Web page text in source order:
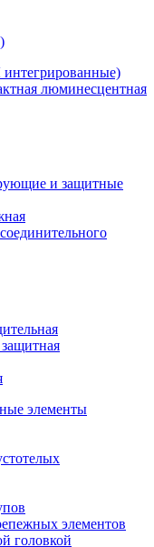
люминесцентная
и защитные
элементы
элементов
головкой